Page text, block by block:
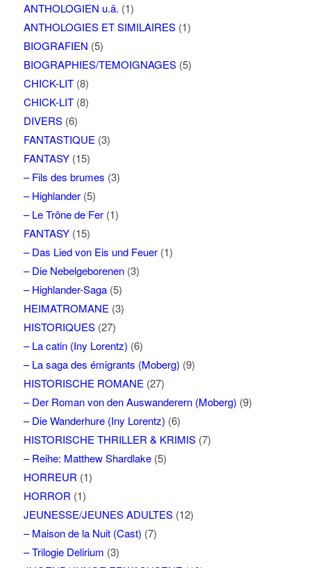
ANTHOLOGIEN u.ä. (1)
ANTHOLOGIES ET SIMILAIRES(1)
BIOGRAFIEN (5)
BIOGRAPHIES/TEMOIGNAGES(5)
CHICK-LIT(8)
CHICK-LIT(8)
DIVERS(6)
FANTASTIQUE (3)
FANTASY(15)
– Fils des brumes (3)
– Highlander(5)
– Le Trône de Fer(1)
FANTASY(15)
– Das Lied von Eis und Feuer(1)
– Die Nebelgeborenen(3)
– Highlander-Saga(5)
HEIMATROMANE (3)
HISTORIQUES(27)
– La catin (Iny Lorentz) (6)
– La saga des émigrants (Moberg) (9)
HISTORISCHE ROMANE (27)
– Der Roman von den Auswanderern (Moberg) (9)
– Die Wanderhure (Iny Lorentz) (6)
HISTORISCHE THRILLER & KRIMIS(7)
– Reihe: Matthew Shardlake(5)
HORREUR (1)
HORROR (1)
JEUNESSE/JEUNES ADULTES(12)
– Maison de la Nuit (Cast) (7)
– Trilogie Delirium (3)